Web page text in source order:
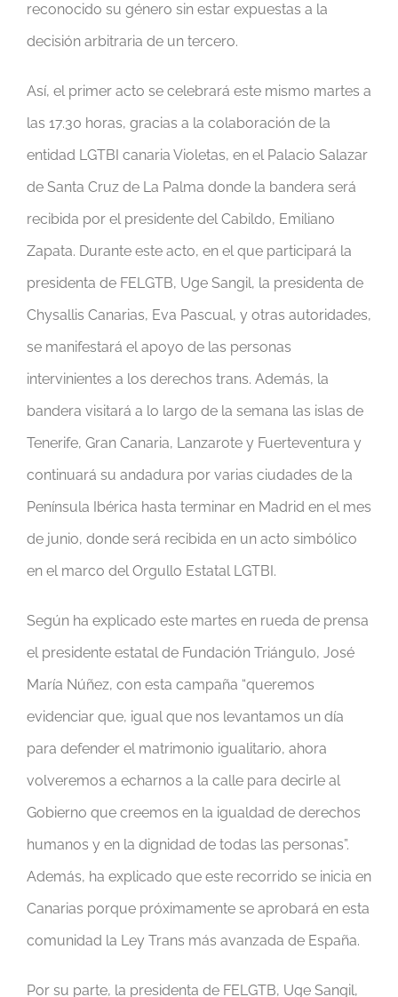
reconocido su género sin estar expuestas a la
decisión arbitraria de un tercero.
Así, el primer acto se celebrará este mismo martes a
las 17.30 horas, gracias a la colaboración de la
entidad LGTBI canaria Violetas, en el Palacio Salazar
de Santa Cruz de La Palma donde la bandera será
recibida por el presidente del Cabildo, Emiliano
Zapata. Durante este acto, en el que participará la
presidenta de FELGTB, Uge Sangil, la presidenta de
Chysallis Canarias, Eva Pascual, y otras autoridades,
se manifestará el apoyo de las personas
intervinientes a los derechos trans. Además, la
bandera visitará a lo largo de la semana las islas de
Tenerife, Gran Canaria, Lanzarote y Fuerteventura y
continuará su andadura por varias ciudades de la
Península Ibérica hasta terminar en Madrid en el mes
de junio, donde será recibida en un acto simbólico
en el marco del Orgullo Estatal LGTBI.
Según ha explicado este martes en rueda de prensa
el presidente estatal de Fundación Triángulo, José
María Núñez, con esta campaña “queremos
evidenciar que, igual que nos levantamos un día
para defender el matrimonio igualitario, ahora
volveremos a echarnos a la calle para decirle al
Gobierno que creemos en la igualdad de derechos
humanos y en la dignidad de todas las personas”.
Además, ha explicado que este recorrido se inicia en
Canarias porque próximamente se aprobará en esta
comunidad la Ley Trans más avanzada de España.
Por su parte, la presidenta de FELGTB, Uge Sangil,